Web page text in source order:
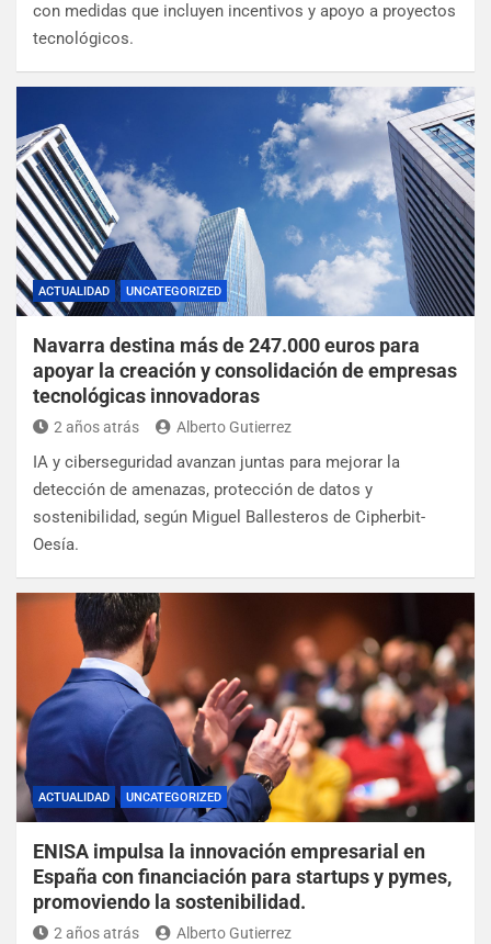
con medidas que incluyen incentivos y apoyo a proyectos
tecnológicos.
ACTUALIDAD UNCATEGORIZED
Navarra destina más de 247.000 euros para
apoyar la creación y consolidación de empresas
tecnológicas innovadoras
2 años atrás Alberto Gutierrez
IA y ciberseguridad avanzan juntas para mejorar la
detección de amenazas, protección de datos y
sostenibilidad, según Miguel Ballesteros de Cipherbit-
Oesía.
ACTUALIDAD UNCATEGORIZED
ENISA impulsa la innovación empresarial en
España con financiación para startups y pymes,
promoviendo la sostenibilidad.
2 años atrás Alberto Gutierrez